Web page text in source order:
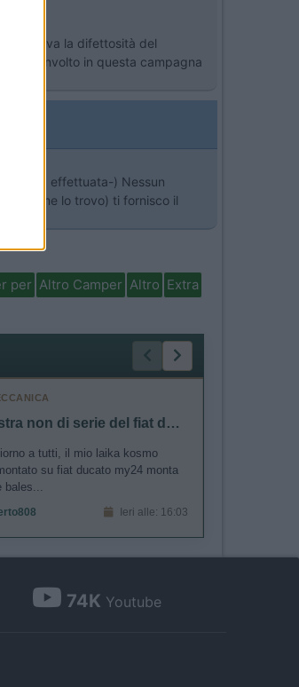
la difettosità del
coinvolto in questa campagna
effettuata-) Nessun
(come lo trovo) ti fornisco il
per Altro Camper Altro Extra
Balestra non di serie del fiat ducato my24 140
a tutti, il mio laika kosmo
su fiat ducato my24 monta
bales...
Ieri alle: 16:03
74K Youtube